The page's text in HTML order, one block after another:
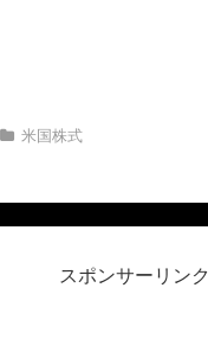
米国株式
スポンサーリンク